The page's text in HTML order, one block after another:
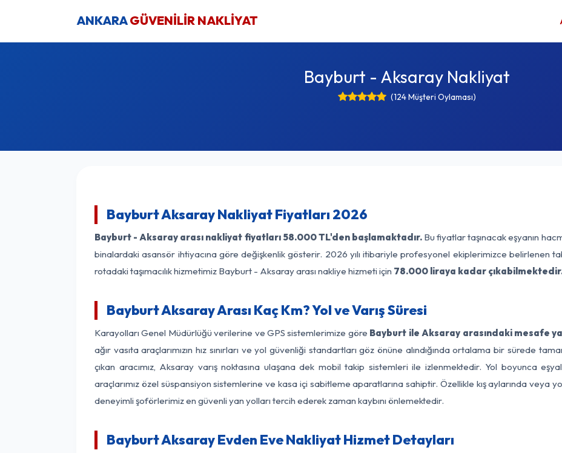
ANKARAGÜVENİLİR NAKLİYAT
Bayburt - Aksaray Nakliyat
(124 Müşteri Oylaması)
Bayburt Aksaray Nakliyat Fiyatları 2026
Bayburt - Aksaray arası nakliyat fiyatları58.000 TL'den başlamaktadır.Bu fiyatlar taşınacak eşyanın
binalardaki asansör ihtiyacına göre değişkenlik gösterir. 2026 yılı itibariyle profesyonel ekiplerimizce belirlenen
rotadaki taşımacılık hizmetimiz Bayburt - Aksaray arası nakliye hizmeti için 78.000 liraya kadar
Bayburt Aksaray Arası Kaç Km? Yol ve Varış Süresi
Karayolları Genel Müdürlüğü verilerine ve GPS sistemlerimize göre Bayburt ile Aksaray arasındaki mesafe
ağır vasıta araçlarımızın hız sınırları ve yol güvenliği standartları göz önüne alındığında ortalama bir sürede
çıkan aracımız, Aksaray varış noktasına ulaşana dek mobil takip sistemleri ile izlenmektedir. Yol boyunca
araçlarımız özel süspansiyon sistemlerine ve kasa içi sabitleme aparatlarına sahiptir. Özellikle kış aylarında veya
deneyimli şoförlerimiz en güvenli yan yolları tercih ederek zaman kaybını önlemektedir.
Bayburt Aksaray Evden Eve Nakliyat Hizmet Detayları